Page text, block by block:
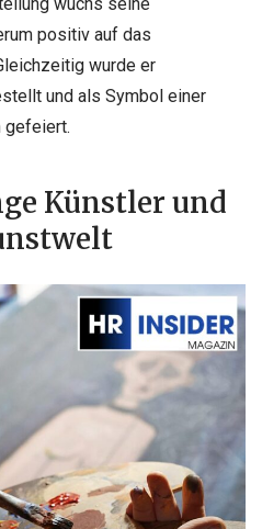
wuchs seine
positiv auf das
wurde er
und als Symbol einer
gefeiert.
Künstler und